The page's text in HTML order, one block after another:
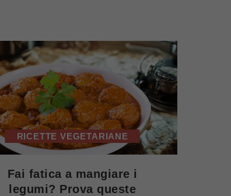
RICETTE VEGETARIANE
Fai fatica a mangiare i
legumi? Prova queste